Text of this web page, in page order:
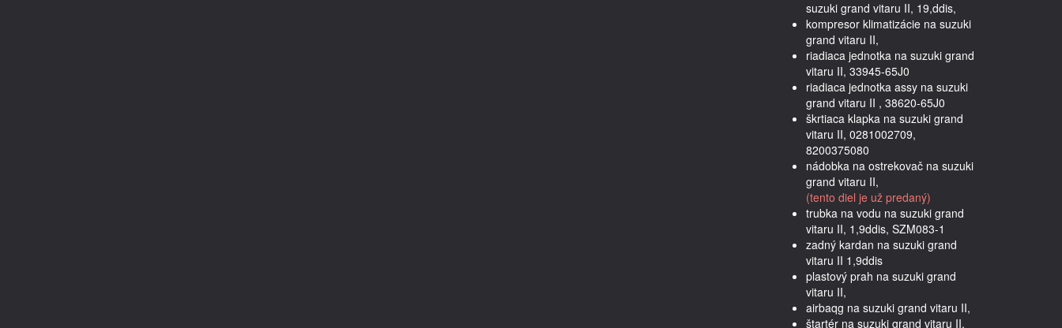
suzuki grand vitaru II, 19,ddis,
kompresor klimatizácie na suzuki
grand vitaru II,
riadiaca jednotka na suzuki grand
vitaru II, 33945-65J0
riadiaca jednotka assy na suzuki
grand vitaru II , 38620-65J0
škrtiaca klapka na suzuki grand
vitaru II, 0281002709,
8200375080
nádobka na ostrekovač na suzuki
grand vitaru II,
(tento diel je už predaný)
trubka na vodu na suzuki grand
vitaru II, 1,9ddis, SZM083-1
zadný kardan na suzuki grand
vitaru II 1,9ddis
plastový prah na suzuki grand
vitaru II,
airbaqg na suzuki grand vitaru II,
štartér na suzuki grand vitaru II,